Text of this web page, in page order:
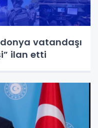
vatandaşı
ilan etti